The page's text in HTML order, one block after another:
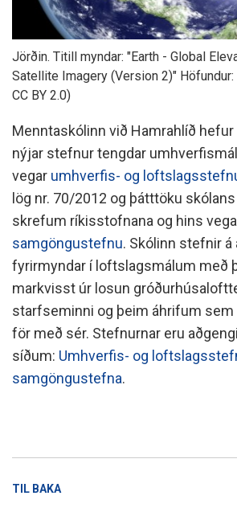
Jörðin. Titill myndar: "Earth - Global
Satellite Imagery (Version 2)"
CC BY 2.0)
Menntaskólinn við Hamrahlíð
nýjar stefnur tengdar
vegar umhverfis- og
lög nr. 70/2012 og þátttöku
skrefum ríkisstofnana og hins
samgöngustefnu. Skólinn stefnir á
fyrirmyndar í loftslagsmálum með
markvisst úr losun
starfseminni og þeim áhrifum
för með sér. Stefnurnar eru
síðum: Umhverfis- og
samgöngustefna.
TIL BAKA